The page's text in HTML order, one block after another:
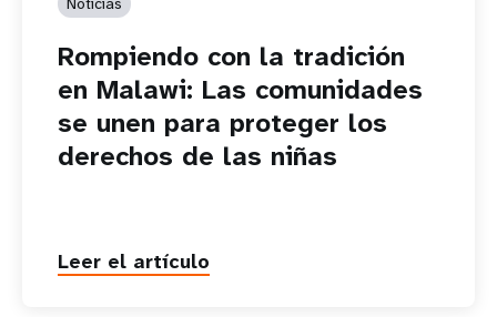
Rompiendo con la tradición
en Malawi: Las comunidades
se unen para proteger los
derechos de las niñas
Leer el artículo